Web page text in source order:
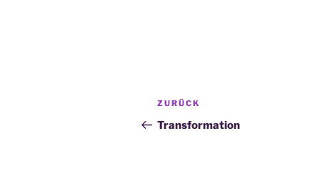
Beitragsnavigation
Vorheriger
Beitrag
ZURÜCK
Transformation